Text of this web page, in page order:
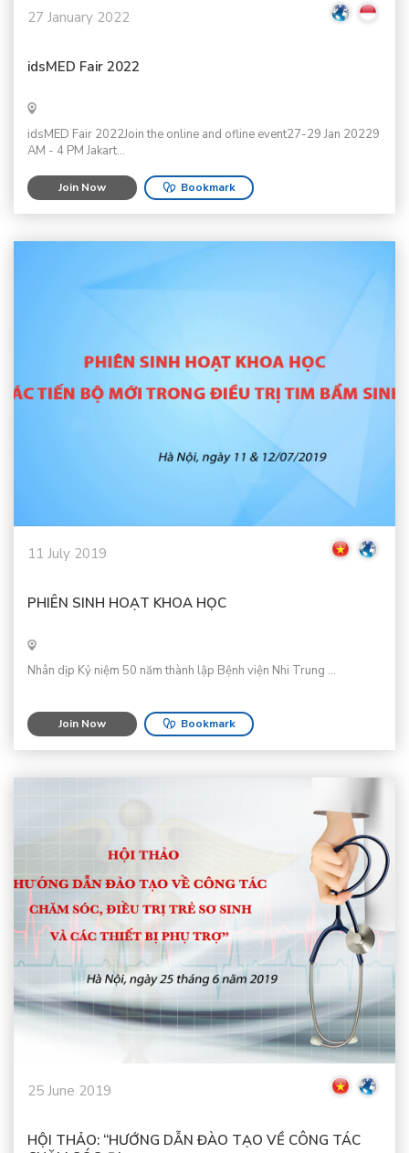
27 January 2022
idsMED Fair 2022
idsMED Fair 2022Join the online and ofline event27-29 Jan 20229
AM - 4 PM Jakart...
Join Now Bookmark
11 July 2019
PHIÊN SINH HOẠT KHOA HỌC
Nhân dịp Kỷ niệm 50 năm thành lập Bệnh viện Nhi Trung ...
Join Now Bookmark
25 June 2019
HỘI THẢO: “HƯỚNG DẪN ĐÀO TẠO VỀ CÔNG TÁC